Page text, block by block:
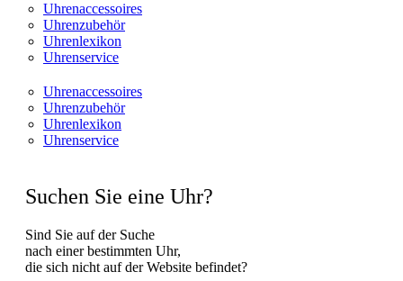
Uhrenaccessoires
Uhrenzubehör
Uhrenlexikon
Uhrenservice
Uhrenaccessoires
Uhrenzubehör
Uhrenlexikon
Uhrenservice
Suchen Sie eine Uhr?
Sind Sie auf der Suche
nach einer bestimmten Uhr,
die sich nicht auf der Website befindet?